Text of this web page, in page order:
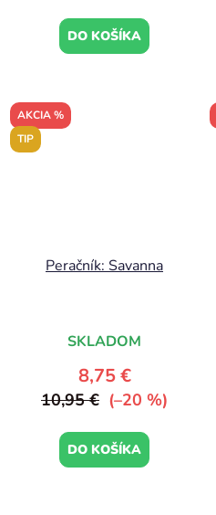
DO KOŠÍKA
AKCIA %
TIP
Peračník: Savanna
SKLADOM
8,75 €
10,95 € (–20 %)
DO KOŠÍKA